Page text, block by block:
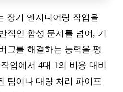
장기 엔지니어링 작업을
적인 합성 문제를 넘어, 기
그를 해결하는 능력을 평
업에서 4대 1의 비용 대비
팀이나 대량 처리 파이프